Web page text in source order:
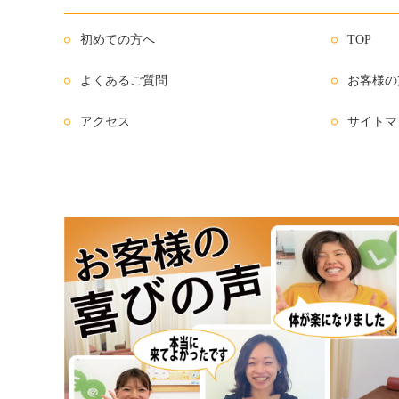
初めての方へ TOP
よくあるご質問 お客様
アクセス サイト